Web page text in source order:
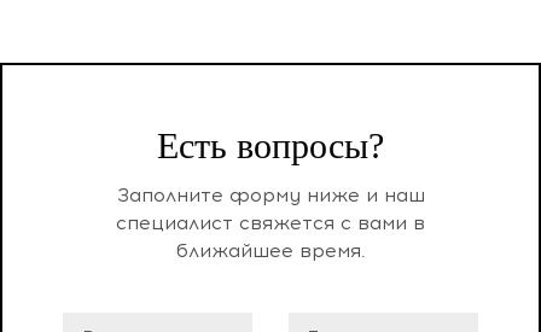
Есть вопросы?
Заполните форму ниже и наш
специалист свяжется с вами в
ближайшее время.